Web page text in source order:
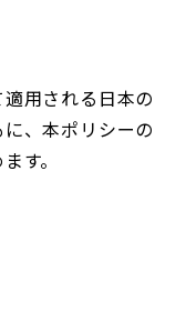
用される日本の
、本ポリシーの
す。